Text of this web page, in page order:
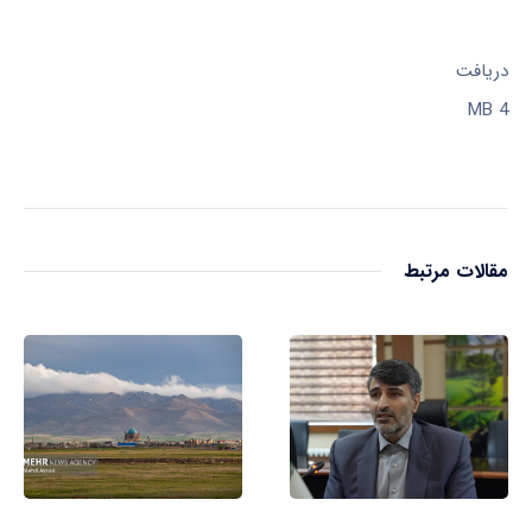
دریافت
4 MB
مقالات مرتبط